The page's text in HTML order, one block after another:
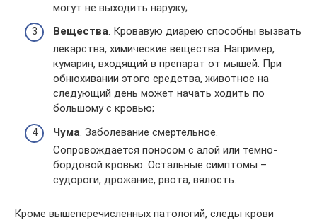
могут не выходить наружу;
Вещества. Кровавую диарею способны вызвать
лекарства, химические вещества. Например,
кумарин, входящий в препарат от мышей. При
обнюхивании этого средства, животное на
следующий день может начать ходить по
большому с кровью;
Чума. Заболевание смертельное.
Сопровождается поносом с алой или темно-
бордовой кровью. Остальные симптомы –
судороги, дрожание, рвота, вялость.
Кроме вышеперечисленных патологий, следы крови